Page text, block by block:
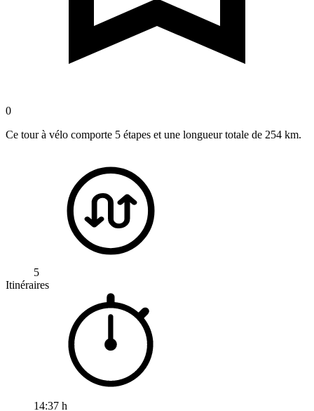
0
Ce tour à vélo comporte 5 étapes et une longueur totale de 254 km.
5
Itinéraires
14:37 h